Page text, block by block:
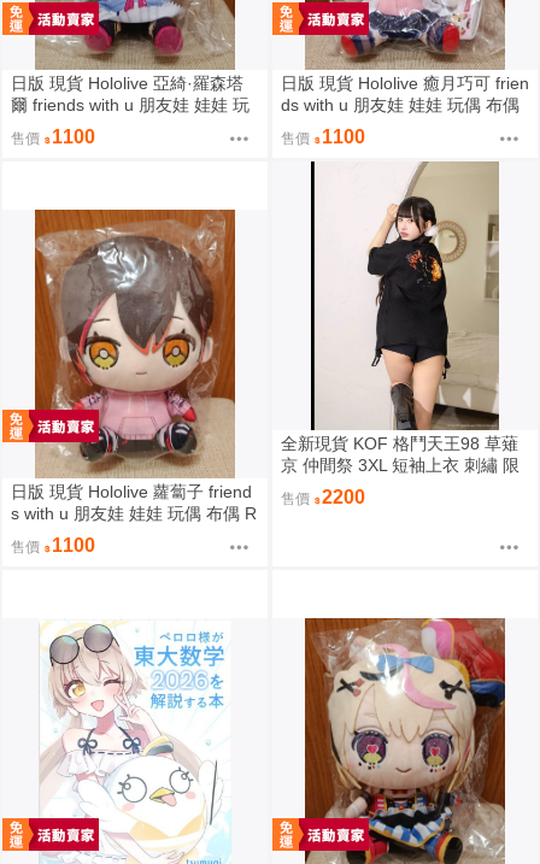
日版 現貨 Hololive 亞綺·羅森塔
爾 friends with u 朋友娃 娃娃 玩
偶 布偶 亞綺羅森 Akirose アキ・
ローゼンタール
售價 1100
日版 現貨 Hololive 癒月巧可 frien
ds with u 朋友娃 娃娃 玩偶 布偶
癒月ちょこ
售價 1100
日版 現貨 Hololive 蘿蔔子 friend
s with u 朋友娃 娃娃 玩偶 布偶 R
oboco ロボ子
售價 1100
全新現貨 KOF 格鬥天王98 草薙
京 仲間祭 3XL 短袖上衣 刺繡 限
定聯名
售價 2200